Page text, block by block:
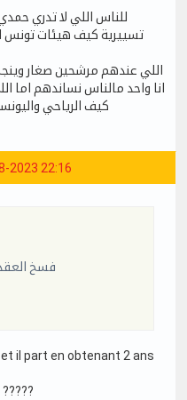
للناس اللي لا تدري
تسييرية كيف هيئات تونس
اللي عندهم مرشحين صغار
انا واحد مالناس نساندهم اما
كيف الرياحي
2023 22:16
فسخ
il part en obtenant 2 ans